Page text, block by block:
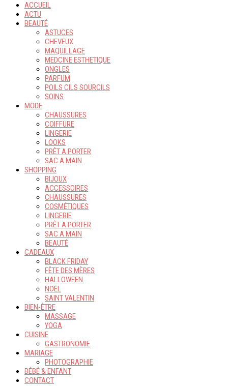
ACCUEIL
ACTU
BEAUTÉ
ASTUCES
CHEVEUX
MAQUILLAGE
MEDCINE ESTHETIQUE
ONGLES
PARFUM
POILS CILS SOURCILS
SOINS
MODE
CHAUSSURES
COIFFURE
LINGERIE
LOOKS
PRÊT A PORTER
SAC A MAIN
SHOPPING
BIJOUX
ACCESSOIRES
CHAUSSURES
COSMÉTIQUES
LINGERIE
PRÊT A PORTER
SAC A MAIN
BEAUTÉ
CADEAUX
BLACK FRIDAY
FÊTE DES MÈRES
HALLOWEEN
NOËL
SAINT VALENTIN
BIEN-ÊTRE
MASSAGE
YOGA
CUISINE
GASTRONOMIE
MARIAGE
PHOTOGRAPHIE
BÉBÉ & ENFANT
CONTACT